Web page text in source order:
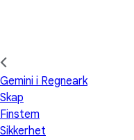
Gemini i Regneark
Skap
Finstem
Sikkerhet